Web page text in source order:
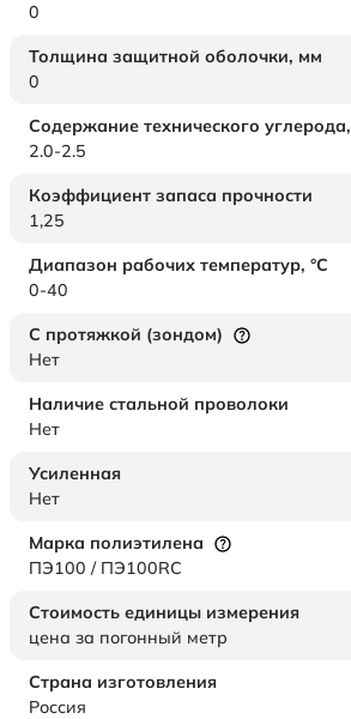
0
Толщина защитной оболочки, мм
0
Содержание технического углерода,
2.0-2.5
Коэффициент запаса прочности
1,25
Диапазон рабочих температур, °C
0-40
С протяжкой (зондом)
Нет
Наличие стальной проволоки
Нет
Усиленная
Нет
Марка полиэтилена
ПЭ100 / ПЭ100RC
Стоимость единицы измерения
цена за погонный метр
Страна изготовления
Россия